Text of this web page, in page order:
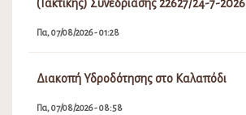
(Τακτικής) Συνεδρίασης 22627/24-7-2026
Πα, 07/08/2026 - 01:28
Διακοπή Υδροδότησης στο Καλαπόδι
Πα, 07/08/2026 - 08:58